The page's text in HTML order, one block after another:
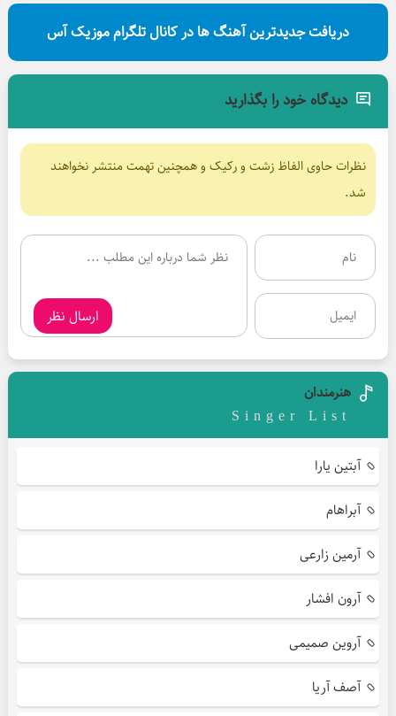
دریافت جدیدترین آهنگ ها در کانال تلگرام موزیک آس
دیدگاه خود را بگذارید
نظرات حاوی الفاظ زشت و رکیک و همچنین تهمت منتشر نخواهند
شد.
ارسال نظر
هنرمندان
Singer List
آبتین یارا
آبراهام
آرمین زارعی
آرون افشار
آروین صمیمی
آصف آریا